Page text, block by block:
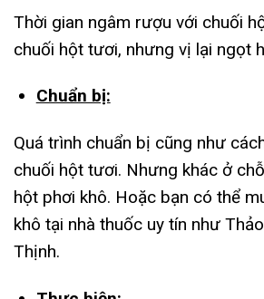
Thời gian ngâm rượu với chuối
chuối hột tươi, nhưng vị lại ngọt
Chuẩn bị:
Quá trình chuẩn bị cũng như
chuối hột tươi. Nhưng khác ở
hột phơi khô. Hoặc bạn có thể
khô tại nhà thuốc uy tín như
Thịnh.